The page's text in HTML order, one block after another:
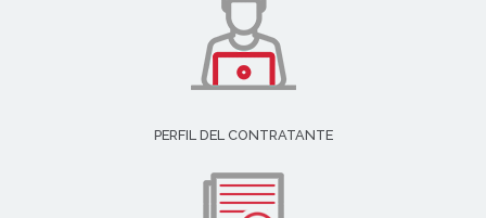
PERFIL DEL CONTRATANTE